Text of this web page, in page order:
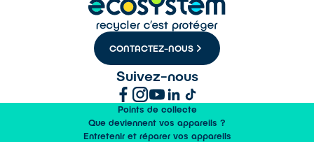
CONTACTEZ-NOUS
Suivez-nous
Points de collecte
Que deviennent vos appareils ?
Entretenir et réparer vos appareils